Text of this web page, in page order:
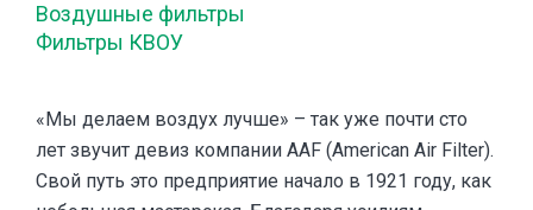
Воздушные фильтры
Фильтры КВОУ
«Мы делаем воздух лучше» – так уже почти сто
лет звучит девиз компании AAF (American Air Filter).
Свой путь это предприятие начало в 1921 году, как